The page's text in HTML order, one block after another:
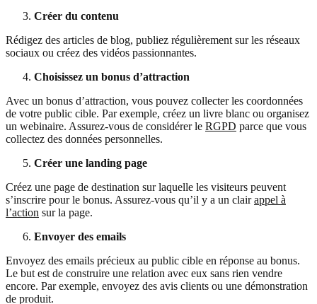
Créer du contenu
Rédigez des articles de blog, publiez régulièrement sur les réseaux
sociaux ou créez des vidéos passionnantes.
Choisissez un bonus d’attraction
Avec un bonus d’attraction, vous pouvez collecter les coordonnées
de votre public cible. Par exemple, créez un livre blanc ou organisez
un webinaire. Assurez-vous de considérer le RGPD parce que vous
collectez des données personnelles.
Créer une landing page
Créez une page de destination sur laquelle les visiteurs peuvent
s’inscrire pour le bonus. Assurez-vous qu’il y a un clairappel à
l’action sur la page.
Envoyer des emails
Envoyez des emails précieux au public cible en réponse au bonus.
Le but est de construire une relation avec eux sans rien vendre
encore. Par exemple, envoyez des avis clients ou une démonstration
de produit.